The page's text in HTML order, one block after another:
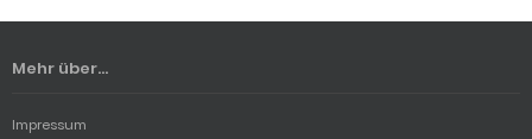
Mehr über...
Impressum